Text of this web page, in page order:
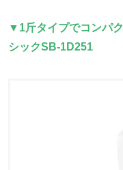
▼1斤タイプでコンパ
シックSB-1D251